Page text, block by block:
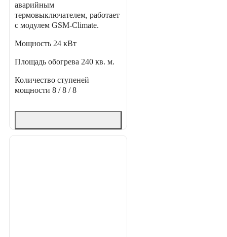
аварийным
термовыключателем, работает
с модулем GSM-Climate.
Мощность 24 кВт
Площадь обогрева 240 кв. м.
Количество ступеней
мощности 8 / 8 / 8